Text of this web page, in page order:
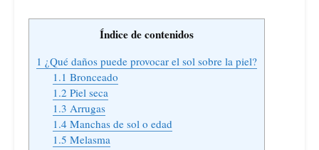
Índice de contenidos
1 ¿Qué daños puede provocar el sol sobre la piel?
1.1 Bronceado
1.2 Piel seca
1.3 Arrugas
1.4Manchas de sol o edad
1.5 Melasma